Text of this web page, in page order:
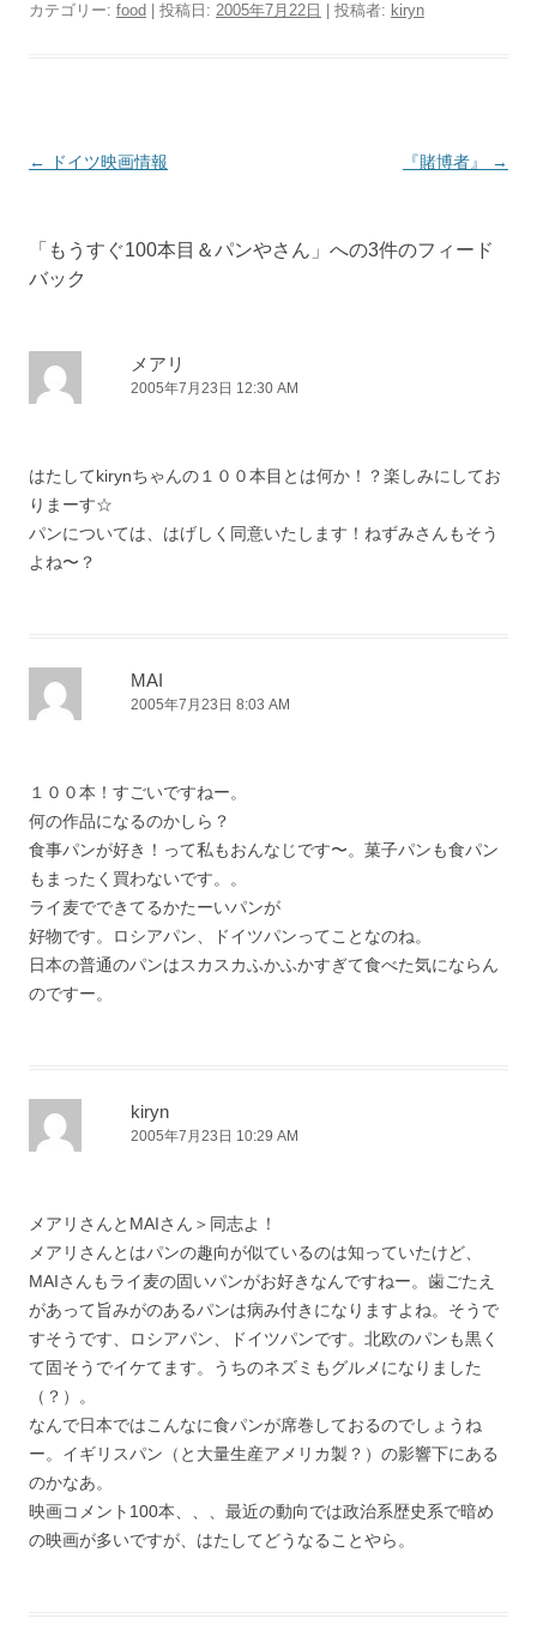
カテゴリー: food | 投稿日: 2005年7月22日 投稿者: kiryn
投
ョ
← ドイツ映画情報 『賭博者』 →
「 もうすぐ100本目＆パンやさん 」への3件のフィード
バック
メアリ
2005年7月23日 12:30 AM
はたしてkirynちゃんの１００本目とは何か！？楽しみにしてお
りまーす☆
パンについては、はげしく同意いたします！ねずみさんもそう
よね〜？
MAI
2005年7月23日 8:03 AM
１００本！すごいですねー。
何の作品になるのかしら？
食事パンが好き！って私もおんなじです〜。菓子パンも食パン
もまったく買わないです。。
ライ麦でできてるかたーいパンが
好物です。ロシアパン、ドイツパンってことなのね。
日本の普通のパンはスカスカふかふかすぎて食べた気にならん
のですー。
kiryn
2005年7月23日 10:29 AM
メアリさんとMAIさん＞同志よ！
メアリさんとはパンの趣向が似ているのは知っていたけど、
MAIさんもライ麦の固いパンがお好きなんですねー。歯ごたえ
があって旨みがのあるパンは病み付きになりますよね。そうで
すそうです、ロシアパン、ドイツパンです。北欧のパンも黒く
て固そうでイケてます。うちのネズミもグルメになりました
（？）。
なんで日本ではこんなに食パンが席巻しておるのでしょうね
ー。イギリスパン（と大量生産アメリカ製？）の影響下にある
のかなあ。
映画コメント100本、、、最近の動向では政治系歴史系で暗め
の映画が多いですが、はたしてどうなることやら。